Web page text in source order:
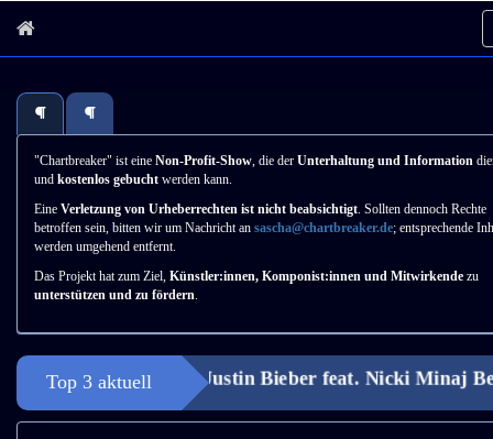
"Chartbreaker" ist eine Non-Profit-Show, die der Unterhaltung und Information
und kostenlos gebucht werden kann.
Eine Verletzung von Urheberrechten ist nicht beabsichtigt. Sollten dennoch Rechte
betroffen sein, bitten wir um Nachricht an sascha@chartbreaker.de; entsprechende
werden umgehend entfernt.
Das Projekt hat zum Ziel, Künstler:innen, Komponist:innen und Mitwirkende zu
unterstützen und zu fördern.
Top 3 aktuell#1 – Justin Bieber feat. Nicki Minaj